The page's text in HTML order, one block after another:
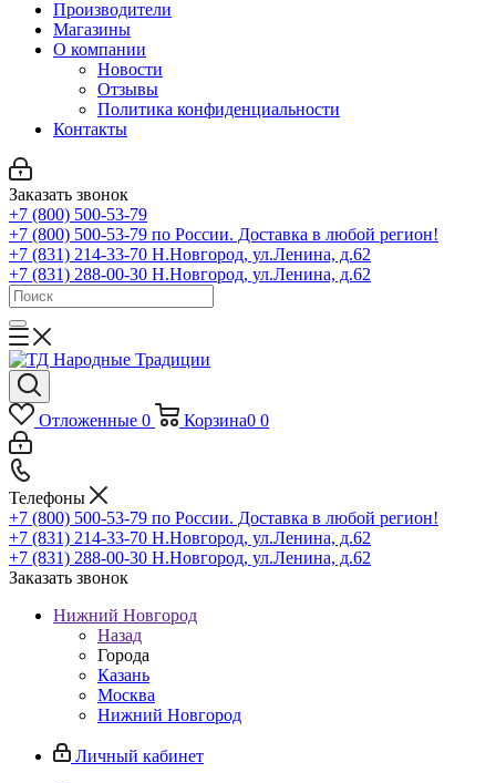
Производители
Магазины
О компании
Новости
Отзывы
Политика конфиденциальности
Контакты
Заказать звонок
+7 (800) 500-53-79
+7 (800) 500-53-79 по России. Доставка в любой регион!
+7 (831) 214-33-70 Н.Новгород, ул.Ленина, д.62
+7 (831) 288-00-30 Н.Новгород, ул.Ленина, д.62
Отложенные 0 Корзина0 0
Телефоны
+7 (800) 500-53-79 по России. Доставка в любой регион!
+7 (831) 214-33-70 Н.Новгород, ул.Ленина, д.62
+7 (831) 288-00-30 Н.Новгород, ул.Ленина, д.62
Заказать звонок
Нижний Новгород
Назад
Города
Казань
Москва
Нижний Новгород
Личный кабинет